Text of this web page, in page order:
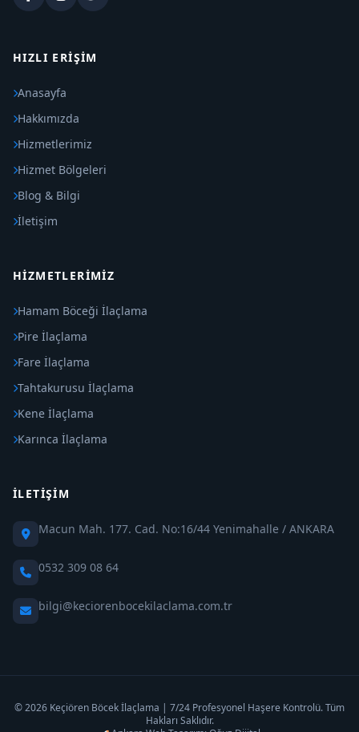
HIZLI ERIŞIM
Anasayfa
Hakkımızda
Hizmetlerimiz
Hizmet Bölgeleri
Blog & Bilgi
İletişim
HIZMETLERIMIZ
Hamam Böceği İlaçlama
Pire İlaçlama
Fare İlaçlama
Tahtakurusu İlaçlama
Kene İlaçlama
Karınca İlaçlama
İLETIŞIM
Macun Mah. 177. Cad. No:16/44 Yenimahalle / ANKARA
0532 309 08 64
bilgi@keciorenbocekilaclama.com.tr
© 2026 Keçiören Böcek İlaçlama | 7/24 Profesyonel Haşere Kontrolü. Tüm
Hakları Saklıdır.